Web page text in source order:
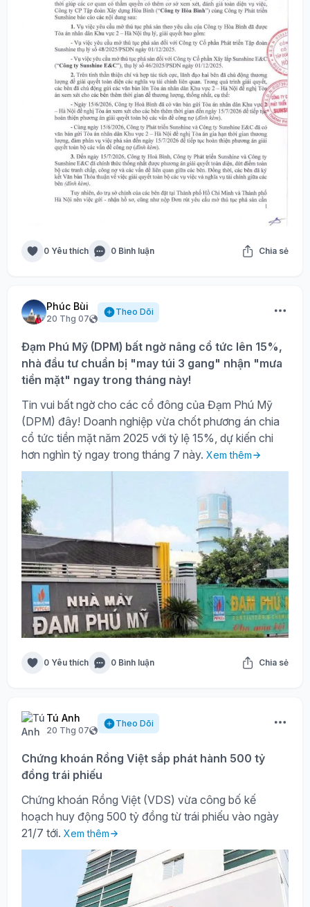
0 Yêu thích 0 Bình luận Chia sẻ
Phúc Bùi
20 Thg 07
Theo Dõi
Đạm Phú Mỹ (DPM) bất ngờ nâng cổ tức lên 15%,
nhà đầu tư chuẩn bị "may túi 3 gang" nhận "mưa
tiền mặt" ngay trong tháng này!
Tin vui bất ngờ cho các cổ đông của Đạm Phú Mỹ
(DPM) đây! Doanh nghiệp vừa chốt phương án chia
cổ tức tiền mặt năm 2025 với tỷ lệ 15%, dự kiến chi
hơn nghìn tỷ ngay trong tháng 7 này. Xem thêm
0 Yêu thích 0 Bình luận Chia sẻ
Tú Anh
20 Thg 07
Theo Dõi
Chứng khoán Rồng Việt sắp phát hành 500 tỷ
đồng trái phiếu
Chứng khoán Rồng Việt (VDS) vừa công bố kế
hoạch huy động 500 tỷ đồng từ trái phiếu vào ngày
21/7 tới. Xem thêm